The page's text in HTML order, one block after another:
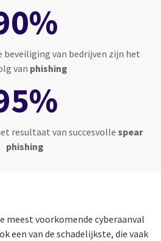
beveiliging van bedrijven zijn het
van phishing
resultaat van succesvolle spear
phishing
meest voorkomende cyberaanval
een van de schadelijkste, die vaak